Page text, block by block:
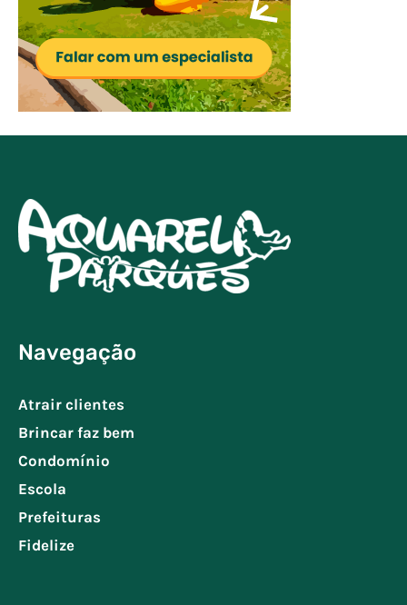
Navegação
Atrair clientes
Brincar faz bem
Condomínio
Escola
Prefeituras
Fidelize